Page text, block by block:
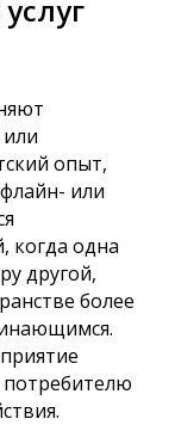
опыт,
или
когда одна
другой,
более